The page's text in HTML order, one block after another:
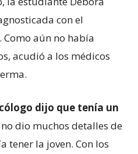
con el
aún no había
acudió a los médicos
dijo que tenía un
dio muchos detalles de
tener la joven. Con los